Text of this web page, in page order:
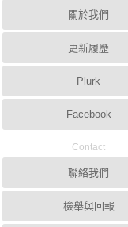
關於我們
更新履歷
Plurk
Facebook
Contact
聯絡我們
檢舉與回報